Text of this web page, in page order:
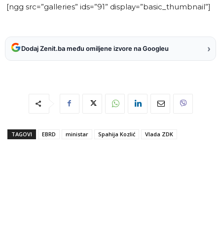
[ngg src=”galleries” ids=”91” display=”basic_thumbnail”]
Dodaj Zenit.ba među omiljene izvore na Googleu ›
TAGOVI EBRD ministar Spahija Kozlić Vlada ZDK